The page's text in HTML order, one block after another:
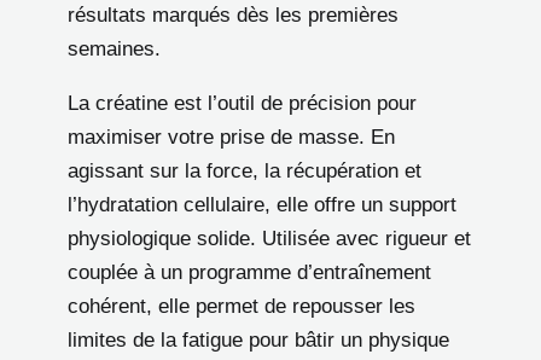
résultats marqués dès les premières
semaines.
La créatine est l’outil de précision pour
maximiser votre prise de masse. En
agissant sur la force, la récupération et
l’hydratation cellulaire, elle offre un support
physiologique solide. Utilisée avec rigueur et
couplée à un programme d’entraînement
cohérent, elle permet de repousser les
limites de la fatigue pour bâtir un physique